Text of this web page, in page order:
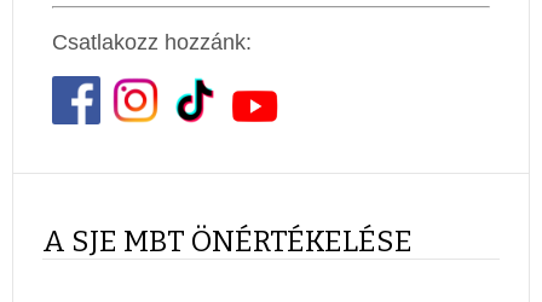
Csatlakozz hozzánk:
A SJE MBT ÖNÉRTÉKELÉSE